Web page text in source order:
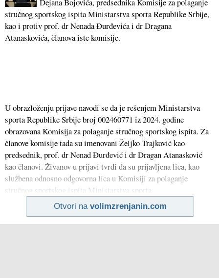
stručnog sportskog ispita Ministarstva sporta Republike Srbije,
kao i protiv prof. dr Nenada Đurđevića i dr Dragana
Atanaskovića, članova iste komisije.
U obrazloženju prijave navodi se da je rešenjem Ministarstva
sporta Republike Srbije broj 002460771 iz 2024. godine
obrazovana Komisija za polaganje stručnog sportskog ispita. Za
članove komisije tada su imenovani Željko Trajković kao
predsednik, prof. dr Nenad Đurđević i dr Dragan Atanasković
kao članovi. Živanov u prijavi tvrdi da su prijavljena lica, kao
službena odnosno odgovorna lica u Komisiji za polaganje
stručnog sportskog ispita Ministarstva sporta
Otvori na volimzrenjanin.com